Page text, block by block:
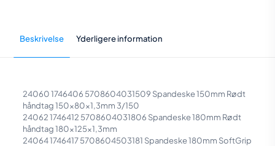
Beskrivelse Yderligere information
24060 1746406 5708604031509 Spandeske 150mm Rødt
håndtag 150x80x1,3mm 3/150
24062 1746412 5708604031806 Spandeske 180mm Rødt
håndtag 180x125x1,3mm
24064 1746417 5708604503181 Spandeske 180mm SoftGrip